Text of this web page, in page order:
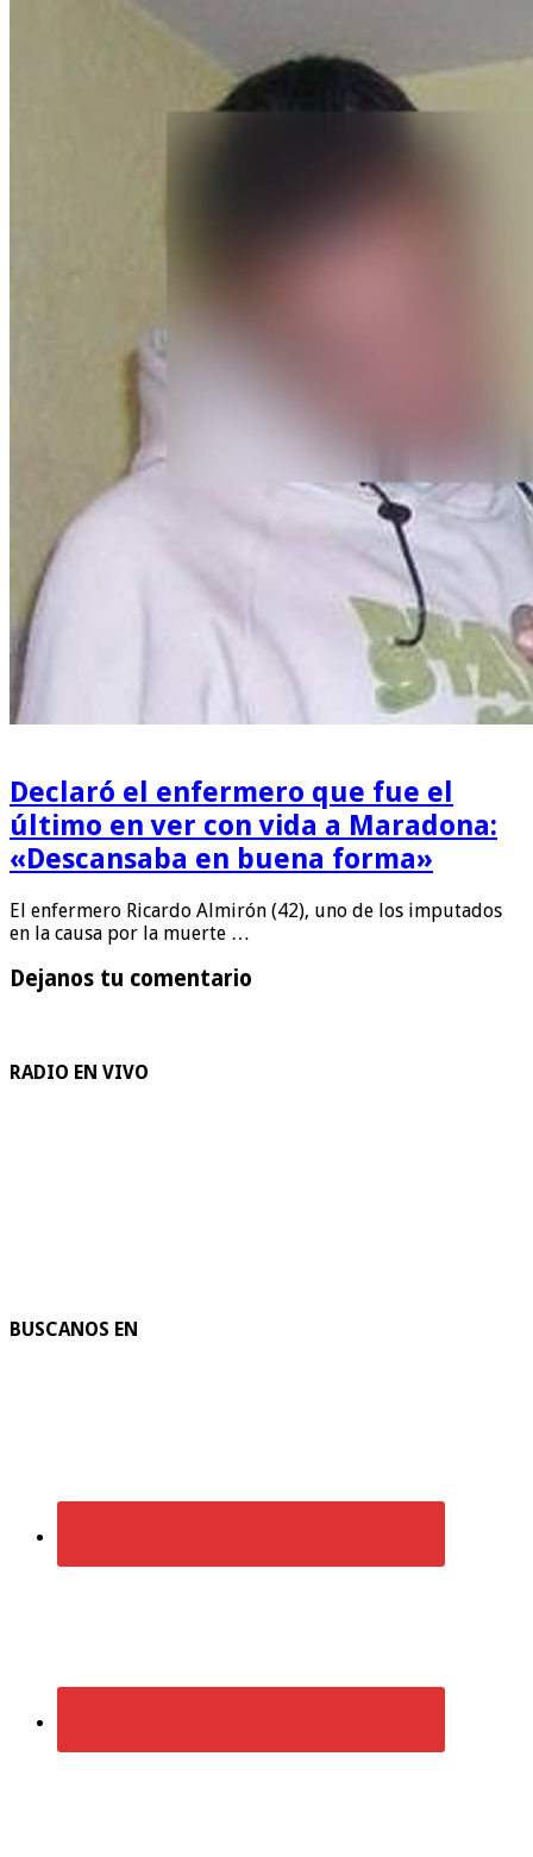
Declaró el enfermero que fue el
último en ver con vida a Maradona:
«Descansaba en buena forma»
El enfermero Ricardo Almirón (42), uno de los imputados
en la causa por la muerte …
Dejanos tu comentario
RADIO EN VIVO
BUSCANOS EN